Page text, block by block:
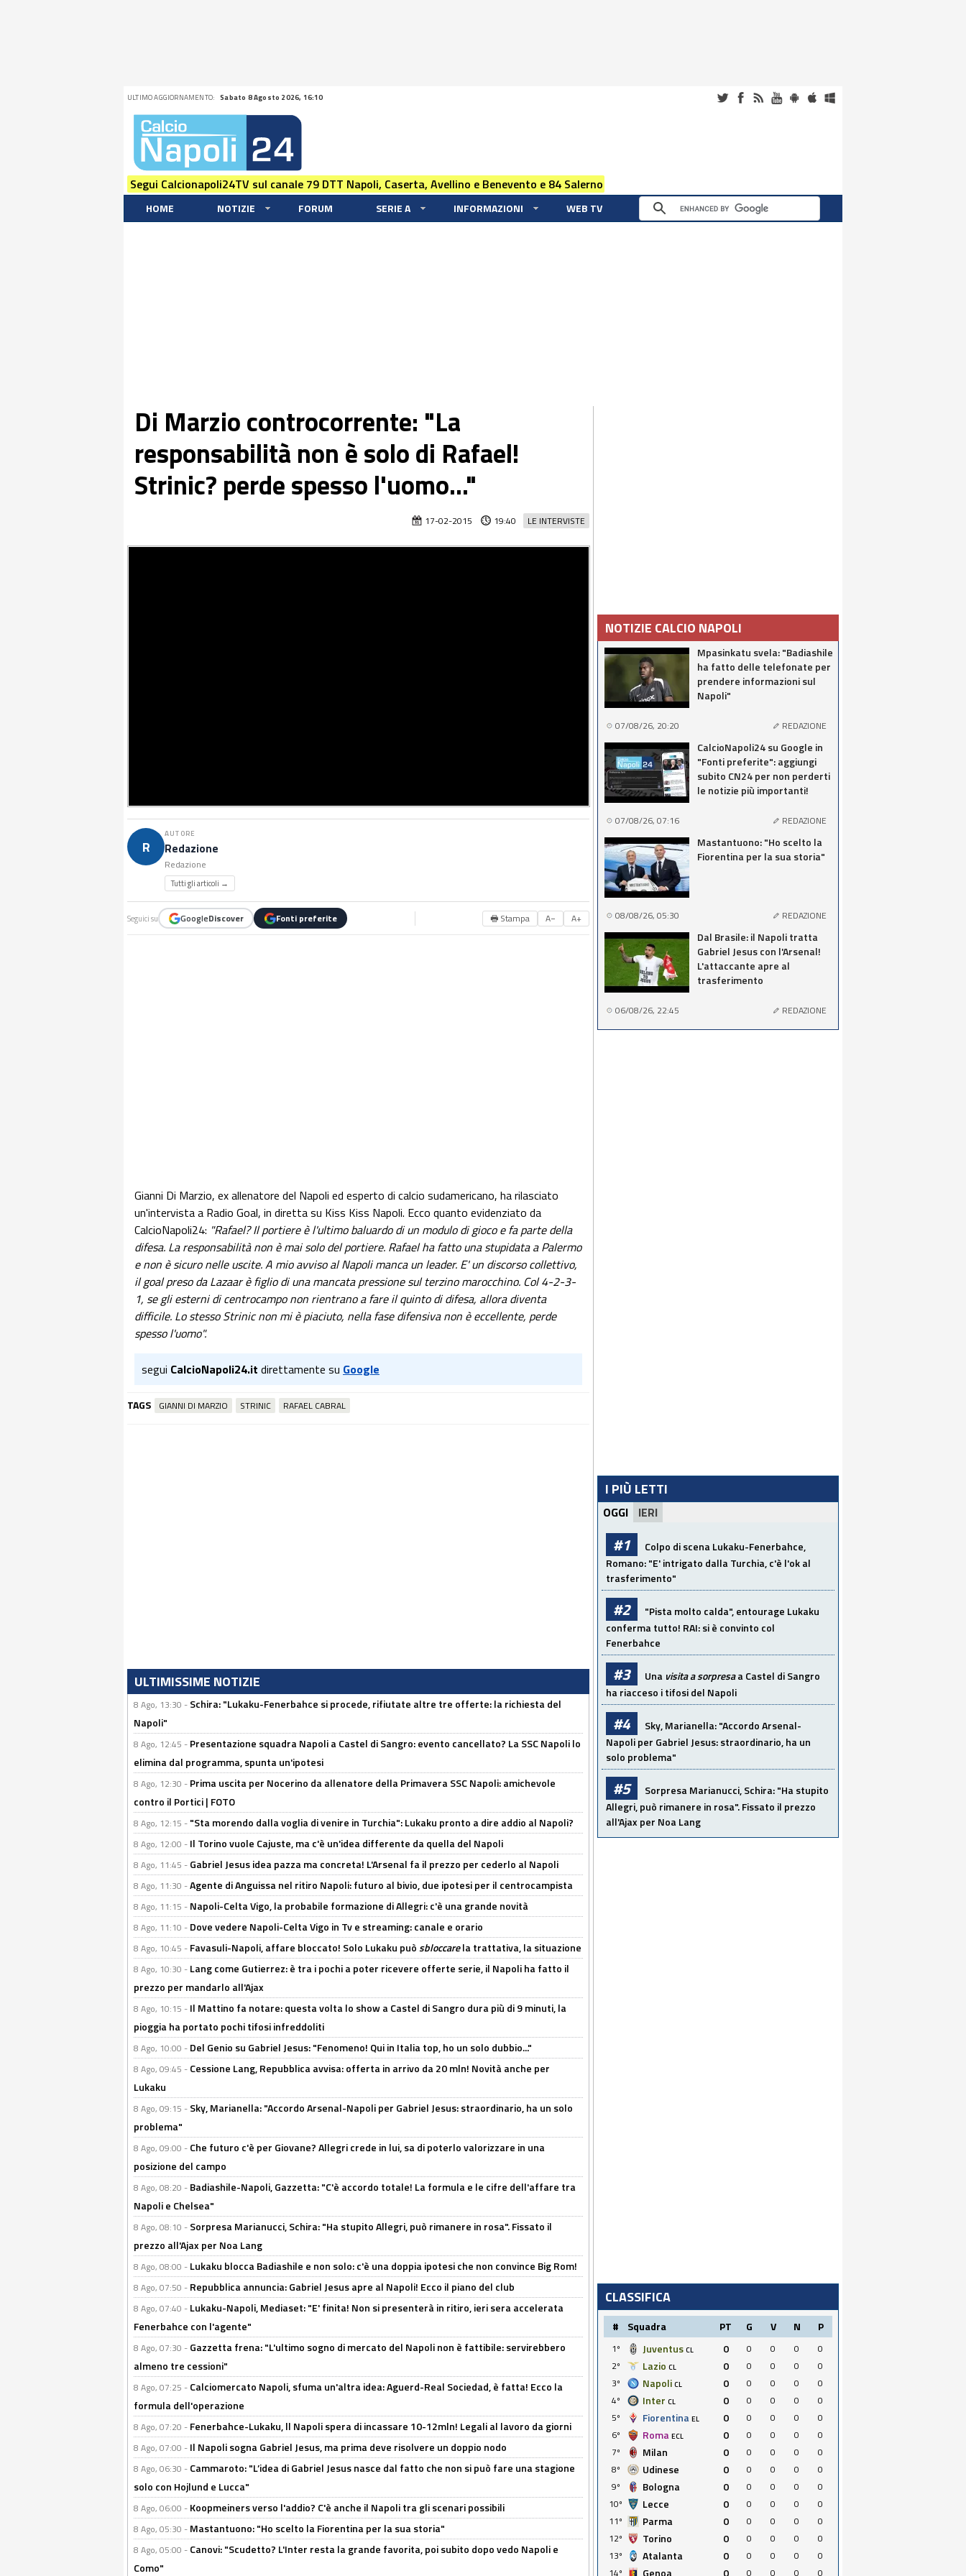
ULTIMO AGGIORNAMENTO: Sabato 8 Agosto 2026, 16:10
Segui Calcionapoli24TV sul canale 79 DTT Napoli, Caserta, Avellino e Benevento e 84 Salerno
HOME NOTIZIE FORUM SERIE A INFORMAZIONI WEB TV
Di Marzio controcorrente: "La
responsabilità non è solo di Rafael!
Strinic? perde spesso l'uomo..."
LE INTERVISTE
17-02-2015 19:40
R
AUTORE
Redazione
Redazione
Tutti gli articoli →
Seguici su GoogleDiscover Fonti preferite 🖶 Stampa A− A+
Gianni Di Marzio, ex allenatore del Napoli ed esperto di calcio sudamericano, ha rilasciato
un'intervista a Radio Goal, in diretta su Kiss Kiss Napoli. Ecco quanto evidenziato da
CalcioNapoli24: "Rafael? Il portiere è l'ultimo baluardo di un modulo di gioco e fa parte della
difesa. La responsabilità non è mai solo del portiere. Rafael ha fatto una stupidata a Palermo
e non è sicuro nelle uscite. A mio avviso al Napoli manca un leader. E' un discorso collettivo,
il goal preso da Lazaar è figlio di una mancata pressione sul terzino marocchino. Col 4-2-3-
1, se gli esterni di centrocampo non rientrano a fare il quinto di difesa, allora diventa
difficile. Lo stesso Strinic non mi è piaciuto, nella fase difensiva non è eccellente, perde
spesso l'uomo".
segui CalcioNapoli24.it direttamente su Google
TAGS GIANNI DI MARZIO STRINIC RAFAEL CABRAL
ULTIMISSIME NOTIZIE
8 Ago, 13:30 - Schira: "Lukaku-Fenerbahce si procede, rifiutate altre tre offerte: la richiesta del
Napoli"
8 Ago, 12:45 - Presentazione squadra Napoli a Castel di Sangro: evento cancellato? La SSC Napoli lo
elimina dal programma, spunta un'ipotesi
8 Ago, 12:30 - Prima uscita per Nocerino da allenatore della Primavera SSC Napoli: amichevole
contro il Portici | FOTO
8 Ago, 12:15 - "Sta morendo dalla voglia di venire in Turchia": Lukaku pronto a dire addio al Napoli?
8 Ago, 12:00 - Il Torino vuole Cajuste, ma c'è un'idea differente da quella del Napoli
8 Ago, 11:45 - Gabriel Jesus idea pazza ma concreta! L'Arsenal fa il prezzo per cederlo al Napoli
8 Ago, 11:30 -Agente di Anguissa nel ritiro Napoli: futuro al bivio, due ipotesi per il centrocampista
8 Ago, 11:15 - Napoli-Celta Vigo, la probabile formazione di Allegri: c'è una grande novità
8 Ago, 11:10 - Dove vedere Napoli-Celta Vigo in Tv e streaming: canale e orario
8 Ago, 10:45 - Favasuli-Napoli, affare bloccato! Solo Lukaku puòsbloccarela trattativa, la situazione
8 Ago, 10:30 - Lang come Gutierrez: è tra i pochi a poter ricevere offerte serie, il Napoli ha fatto il
prezzo per mandarlo all'Ajax
8 Ago, 10:15 - Il Mattino fa notare: questa volta lo show a Castel di Sangro dura più di 9 minuti, la
pioggia ha portato pochi tifosi infreddoliti
8 Ago, 10:00 - Del Genio su Gabriel Jesus: "Fenomeno! Qui in Italia top, ho un solo dubbio..."
8 Ago, 09:45 - Cessione Lang, Repubblica avvisa: offerta in arrivo da 20 mln! Novità anche per
Lukaku
8 Ago, 09:15 - Sky, Marianella: "Accordo Arsenal-Napoli per Gabriel Jesus: straordinario, ha un solo
problema"
8 Ago, 09:00 - Che futuro c'è per Giovane? Allegri crede in lui, sa di poterlo valorizzare in una
posizione del campo
8 Ago, 08:20 - Badiashile-Napoli, Gazzetta: "C'è accordo totale! La formula e le cifre dell'affare tra
Napoli e Chelsea"
8 Ago, 08:10 - Sorpresa Marianucci, Schira: "Ha stupito Allegri, può rimanere in rosa". Fissato il
prezzo all'Ajax per Noa Lang
8 Ago, 08:00 - Lukaku blocca Badiashile e non solo: c'è una doppia ipotesi che non convince Big Rom!
8 Ago, 07:50 - Repubblica annuncia: Gabriel Jesus apre al Napoli! Ecco il piano del club
8 Ago, 07:40 - Lukaku-Napoli, Mediaset: "E' finita! Non si presenterà in ritiro, ieri sera accelerata
Fenerbahce con l'agente"
8 Ago, 07:30 - Gazzetta frena: "L'ultimo sogno di mercato del Napoli non è fattibile: servirebbero
almeno tre cessioni"
8 Ago, 07:25 - Calciomercato Napoli, sfuma un'altra idea: Aguerd-Real Sociedad, è fatta! Ecco la
formula dell'operazione
8 Ago, 07:20 - Fenerbahce-Lukaku, ll Napoli spera di incassare 10-12mln! Legali al lavoro da giorni
8 Ago, 07:00 - Il Napoli sogna Gabriel Jesus, ma prima deve risolvere un doppio nodo
8 Ago, 06:30 - Cammaroto: "L’idea di Gabriel Jesus nasce dal fatto che non si può fare una stagione
solo con Hojlund e Lucca"
8 Ago, 06:00 - Koopmeiners verso l'addio? C'è anche il Napoli tra gli scenari possibili
8 Ago, 05:30 - Mastantuono: "Ho scelto la Fiorentina per la sua storia"
8 Ago, 05:00 - Canovi: "Scudetto? L'Inter resta la grande favorita, poi subito dopo vedo Napoli e
Como"
NOTIZIE CALCIO NAPOLI
Mpasinkatu svela: "Badiashile
ha fatto delle telefonate per
prendere informazioni sul
Napoli"
07/08/26, 20:20 REDAZIONE
CalcioNapoli24 su Google in
"Fonti preferite": aggiungi
subito CN24 per non perderti
le notizie più importanti!
07/08/26, 07:16 REDAZIONE
Mastantuono: "Ho scelto la
Fiorentina per la sua storia"
08/08/26, 05:30 REDAZIONE
Dal Brasile: il Napoli tratta
Gabriel Jesus con l'Arsenal!
L'attaccante apre al
trasferimento
06/08/26, 22:45 REDAZIONE
I PIÙ LETTI
OGGI IERI
#1
Colpo di scena Lukaku-Fenerbahce,
Romano: "E' intrigato dalla Turchia, c'è l'ok al
trasferimento"
#2
"Pista molto calda", entourage Lukaku
conferma tutto! RAI: si è convinto col
Fenerbahce
#3 Una visita a sorpresaa Castel di Sangro
ha riacceso i tifosi del Napoli
#4
Sky, Marianella: "Accordo Arsenal-
Napoli per Gabriel Jesus: straordinario, ha un
solo problema"
#5
Sorpresa Marianucci, Schira: "Ha stupito
Allegri, può rimanere in rosa". Fissato il prezzo
all'Ajax per Noa Lang
CLASSIFICA
# Squadra PT G V N P
1º Juventus CL 0 0 0 0
0
2º
Lazio CL 0 0 0 0
0
3º
Napoli CL 0 0 0 0
0
4º
Inter CL 0 0 0 0
0
5º
Fiorentina EL 0 0 0 0
0
6º
Roma ECL 0 0 0 0
0
7º
Milan 0 0 0 0
0
8º
Udinese 0 0 0 0
0
9º
Bologna 0 0 0 0
0
10º
Lecce 0 0 0 0
0
11º
Parma 0 0 0 0
0
12º
Torino 0 0 0 0
0
13º
Atalanta 0 0 0 0
0
14º
Genoa 0 0 0 0 0